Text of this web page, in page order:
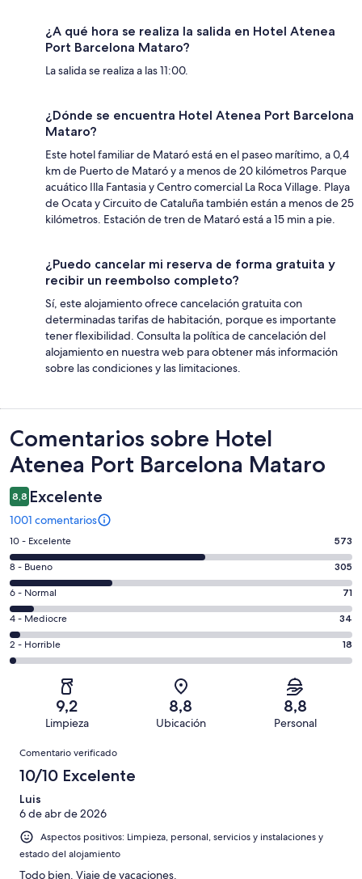
¿A qué hora se realiza la salida en Hotel Atenea
Port Barcelona Mataro?
La salida se realiza a las 11:00.
¿Dónde se encuentra Hotel Atenea Port Barcelona
Mataro?
Este hotel familiar de Mataró está en el paseo marítimo, a 0,4
km de Puerto de Mataró y a menos de 20 kilómetros Parque
acuático Illa Fantasia y Centro comercial La Roca Village. Playa
de Ocata y Circuito de Cataluña también están a menos de 25
kilómetros. Estación de tren de Mataró está a 15 min a pie.
¿Puedo cancelar mi reserva de forma gratuita y
recibir un reembolso completo?
Sí, este alojamiento ofrece cancelación gratuita con
determinadas tarifas de habitación, porque es importante
tener flexibilidad. Consulta la política de cancelación del
alojamiento en nuestra web para obtener más información
sobre las condiciones y las limitaciones.
Comentarios
Comentarios sobre Hotel
Atenea Port Barcelona Mataro
8,8 Excelente
1001 comentarios
573
comentarios
de
un
total
de
1001
con
puntuación
10 - Excelente 573
305
comentarios
de
un
total
de
puntuación
8 - Bueno 305
71
comentarios
de
un
total
puntuación
Normal
6 - Normal 71
34
comentarios
de
una
puntuación
Mediocre
4 - Mediocre 34
18
comentarios
1001
una
puntuación
de
2 - Horrible 18
9,2
Limpieza
8,8
Ubicación
8,8
Personal
Comentarios
Comentario verificado
10/10 Excelente
Luis
6 de abr de 2026
Aspectos positivos: Limpieza, personal, servicios y instalaciones y
estado del alojamiento
Todo bien. Viaje de vacaciones.